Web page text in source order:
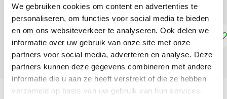
We gebruiken cookies om content en advertenties te
personaliseren, om functies voor social media te bieden
en om ons websiteverkeer te analyseren. Ook delen we
informatie over uw gebruik van onze site met onze
partners voor social media, adverteren en analyse. Deze
partners kunnen deze gegevens combineren met andere
informatie die u aan ze heeft verstrekt of die ze hebben
verzameld op basis van uw gebruik van hun services.
stoffenLees meer
Toevoegen aan winkelwagen
Productomschrijving